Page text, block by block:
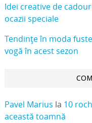
Idei creative de
ocazii speciale
Tendințe în moda
vogă în acest sezon
Pavel Marius la 10
această toamnă